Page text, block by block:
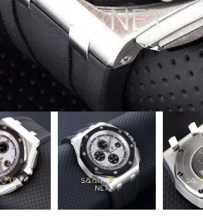
Büyütmek için tıklayın